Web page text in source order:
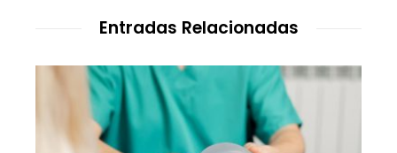
Entradas Relacionadas